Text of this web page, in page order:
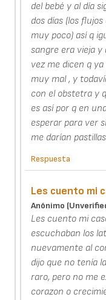
del bebé y al día
dos días (los
muy poco) así q
sangre era vieja
vez me dicen q
muy mal , y
con el obstetra y
es así por q en
esperar para ver
me darían
Respuesta
Les cuento mi
Anónimo
Les cuento mi
escuchaban los
nuevamente al
dijo que no tenía
raro, pero no me
corazon o